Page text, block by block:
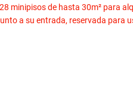
minipisos de hasta 30m² para
a su entrada, reservada para